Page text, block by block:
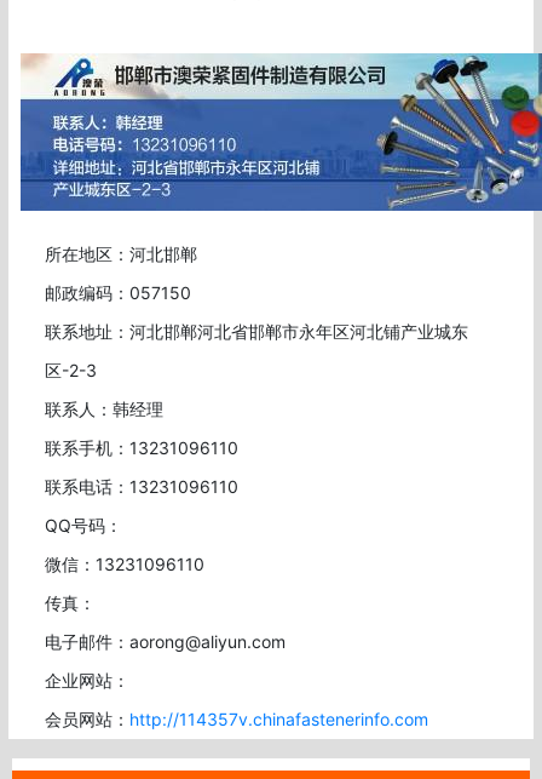
所在地区：河北邯郸
邮政编码：057150
联系地址：河北邯郸河北省邯郸市永年区河北铺产业城东
区-2-3
联系人：韩经理
联系手机：13231096110
联系电话：13231096110
QQ号码：
微信：13231096110
传真：
电子邮件：aorong@aliyun.com
企业网站：
会员网站： http://114357v.chinafastenerinfo.com